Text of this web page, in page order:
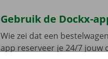
Gebruik de Dockx-
Wie zei dat een
app reserveer je 24/7 jouw